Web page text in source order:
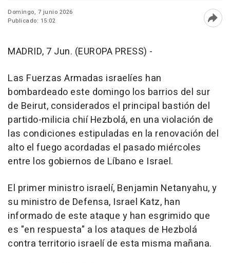
Domingo, 7 junio 2026
Publicado: 15:02
MADRID, 7 Jun. (EUROPA PRESS) -
Las Fuerzas Armadas israelíes han
bombardeado este domingo los barrios del sur
de Beirut, considerados el principal bastión del
partido-milicia chií Hezbolá, en una violación de
las condiciones estipuladas en la renovación del
alto el fuego acordadas el pasado miércoles
entre los gobiernos de Líbano e Israel.
El primer ministro israelí, Benjamin Netanyahu, y
su ministro de Defensa, Israel Katz, han
informado de este ataque y han esgrimido que
es "en respuesta" a los ataques de Hezbolá
contra territorio israelí de esta misma mañana.